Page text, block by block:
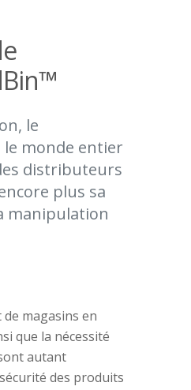
le
monde entier
distributeurs
plus sa
manipulation
magasins en
que la nécessité
autant
des produits